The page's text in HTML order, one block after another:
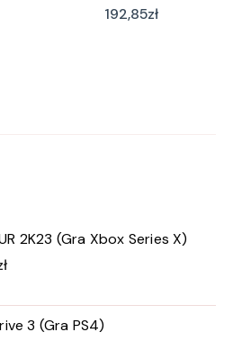
192,85zł
2K23 (Gra Xbox Series X)
3 (Gra PS4)